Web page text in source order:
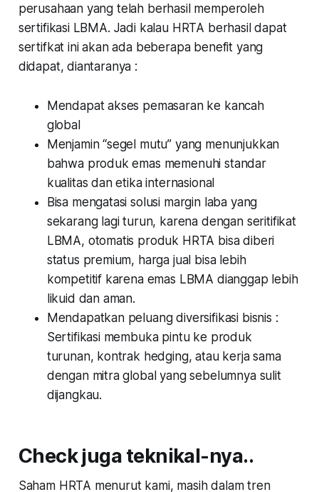
perusahaan yang telah berhasil memperoleh
sertifikasi LBMA. Jadi kalau HRTA berhasil dapat
sertifkat ini akan ada beberapa benefit yang
didapat, diantaranya :
Mendapat akses pemasaran ke kancah
global
Menjamin “segel mutu” yang menunjukkan
bahwa produk emas memenuhi standar
kualitas dan etika internasional
Bisa mengatasi solusi margin laba yang
sekarang lagi turun, karena dengan seritifikat
LBMA, otomatis produk HRTA bisa diberi
status premium, harga jual bisa lebih
kompetitif karena emas LBMA dianggap lebih
likuid dan aman.
Mendapatkan peluang diversifikasi bisnis :
Sertifikasi membuka pintu ke produk
turunan, kontrak hedging, atau kerja sama
dengan mitra global yang sebelumnya sulit
dijangkau.
Check juga teknikal-nya..
Saham HRTA menurut kami, masih dalam tren